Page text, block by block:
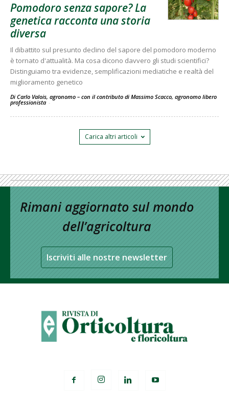
Pomodoro senza sapore? La
genetica racconta una storia
diversa
Il dibattito sul presunto declino del sapore del pomodoro moderno
è tornato d'attualità. Ma cosa dicono davvero gli studi scientifici?
Distinguiamo tra evidenze, semplificazioni mediatiche e realtà del
miglioramento genetico
Di Carlo Valois, agronomo – con il contributo di Massimo Scacco, agronomo libero
professionista -
Carica altri articoli
Rimani aggiornato sul mondo
dell’agricoltura
Iscriviti alle nostre newsletter